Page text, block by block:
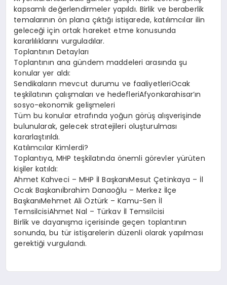
kapsamlı değerlendirmeler yapıldı. Birlik ve beraberlik
temalarının ön plana çıktığı istişarede, katılımcılar ilin
geleceği için ortak hareket etme konusunda
kararlılıklarını vurguladılar.
Toplantının Detayları
Toplantının ana gündem maddeleri arasında şu
konular yer aldı:
Sendikaların mevcut durumu ve faaliyetleriOcak
teşkilatının çalışmaları ve hedefleriAfyonkarahisar’ın
sosyo-ekonomik gelişmeleri
Tüm bu konular etrafında yoğun görüş alışverişinde
bulunularak, gelecek stratejileri oluşturulması
kararlaştırıldı.
Katılımcılar Kimlerdi?
Toplantıya, MHP teşkilatında önemli görevler yürüten
kişiler katıldı:
Ahmet Kahveci – MHP İl BaşkanıMesut Çetinkaya – İl
Ocak Başkanıİbrahim Danaoğlu – Merkez İlçe
BaşkanıMehmet Ali Öztürk – Kamu-Sen İl
TemsilcisiAhmet Nal – Türkav İl Temsilcisi
Birlik ve dayanışma içerisinde geçen toplantının
sonunda, bu tür istişarelerin düzenli olarak yapılması
gerektiği vurgulandı.